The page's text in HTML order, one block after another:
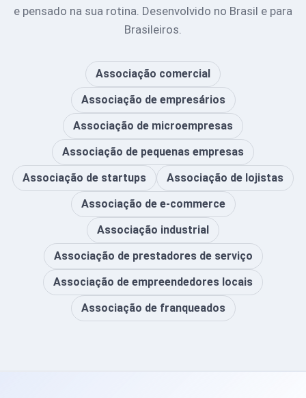
e pensado na sua rotina. Desenvolvido no Brasil e para
Brasileiros.
Associação comercial
Associação de empresários
Associação de microempresas
Associação de pequenas empresas
Associação de startups
Associação de lojistas
Associação de e-commerce
Associação industrial
Associação de prestadores de serviço
Associação de empreendedores locais
Associação de franqueados